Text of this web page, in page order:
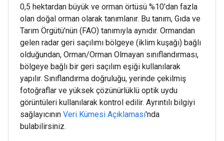
0,5 hektardan büyük ve orman örtüsü %10'dan fazla
olan doğal orman olarak tanımlanır. Bu tanım, Gıda ve
Tarım Örgütü'nün (FAO) tanımıyla aynıdır. Ormandan
gelen radar geri saçılımı bölgeye (iklim kuşağı) bağlı
olduğundan, Orman/Orman Olmayan sınıflandırması,
bölgeye bağlı bir geri saçılım eşiği kullanılarak
yapılır. Sınıflandırma doğruluğu, yerinde çekilmiş
fotoğraflar ve yüksek çözünürlüklü optik uydu
görüntüleri kullanılarak kontrol edilir. Ayrıntılı bilgiyi
sağlayıcının Veri Kümesi Açıklaması'nda
bulabilirsiniz.